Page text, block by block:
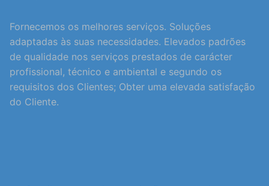
Fornecemos os melhores serviços. Soluções
adaptadas às suas necessidades. Elevados padrões
de qualidade nos serviços prestados de carácter
profissional, técnico e ambiental e segundo os
requisitos dos Clientes; Obter uma elevada satisfação
do Cliente.